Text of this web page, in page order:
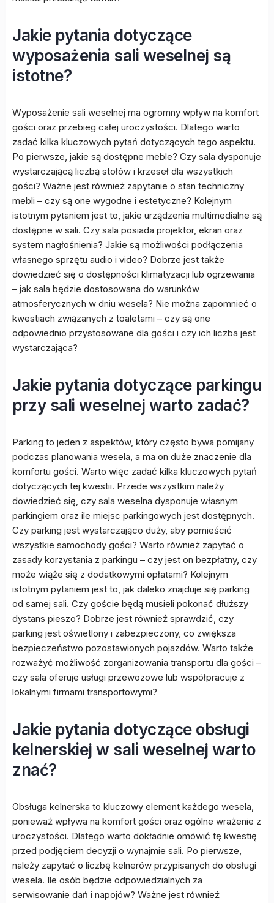
Jakie pytania dotyczące
wyposażenia sali weselnej są
istotne?
Wyposażenie sali weselnej ma ogromny wpływ na komfort
gości oraz przebieg całej uroczystości. Dlatego warto
zadać kilka kluczowych pytań dotyczących tego aspektu.
Po pierwsze, jakie są dostępne meble? Czy sala dysponuje
wystarczającą liczbą stołów i krzeseł dla wszystkich
gości? Ważne jest również zapytanie o stan techniczny
mebli – czy są one wygodne i estetyczne? Kolejnym
istotnym pytaniem jest to, jakie urządzenia multimedialne są
dostępne w sali. Czy sala posiada projektor, ekran oraz
system nagłośnienia? Jakie są możliwości podłączenia
własnego sprzętu audio i video? Dobrze jest także
dowiedzieć się o dostępności klimatyzacji lub ogrzewania
– jak sala będzie dostosowana do warunków
atmosferycznych w dniu wesela? Nie można zapomnieć o
kwestiach związanych z toaletami – czy są one
odpowiednio przystosowane dla gości i czy ich liczba jest
wystarczająca?
Jakie pytania dotyczące parkingu
przy sali weselnej warto zadać?
Parking to jeden z aspektów, który często bywa pomijany
podczas planowania wesela, a ma on duże znaczenie dla
komfortu gości. Warto więc zadać kilka kluczowych pytań
dotyczących tej kwestii. Przede wszystkim należy
dowiedzieć się, czy sala weselna dysponuje własnym
parkingiem oraz ile miejsc parkingowych jest dostępnych.
Czy parking jest wystarczająco duży, aby pomieścić
wszystkie samochody gości? Warto również zapytać o
zasady korzystania z parkingu – czy jest on bezpłatny, czy
może wiąże się z dodatkowymi opłatami? Kolejnym
istotnym pytaniem jest to, jak daleko znajduje się parking
od samej sali. Czy goście będą musieli pokonać dłuższy
dystans pieszo? Dobrze jest również sprawdzić, czy
parking jest oświetlony i zabezpieczony, co zwiększa
bezpieczeństwo pozostawionych pojazdów. Warto także
rozważyć możliwość zorganizowania transportu dla gości –
czy sala oferuje usługi przewozowe lub współpracuje z
lokalnymi firmami transportowymi?
Jakie pytania dotyczące obsługi
kelnerskiej w sali weselnej warto
znać?
Obsługa kelnerska to kluczowy element każdego wesela,
ponieważ wpływa na komfort gości oraz ogólne wrażenie z
uroczystości. Dlatego warto dokładnie omówić tę kwestię
przed podjęciem decyzji o wynajmie sali. Po pierwsze,
należy zapytać o liczbę kelnerów przypisanych do obsługi
wesela. Ile osób będzie odpowiedzialnych za
serwisowanie dań i napojów? Ważne jest również